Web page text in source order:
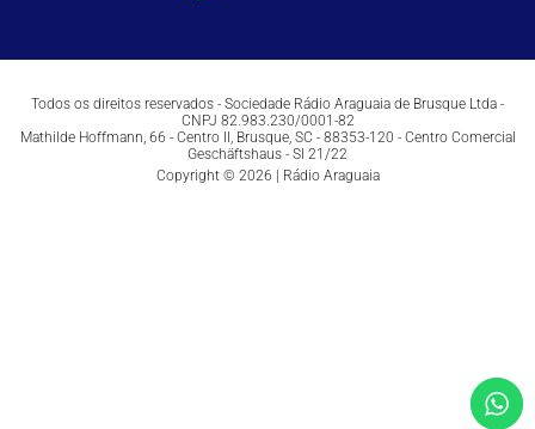
Todos os direitos reservados - Sociedade Rádio Araguaia de Brusque Ltda -
CNPJ 82.983.230/0001-82
Mathilde Hoffmann, 66 - Centro II, Brusque, SC - 88353-120 - Centro Comercial
Geschäftshaus - Sl 21/22
Copyright © 2026 | Rádio Araguaia